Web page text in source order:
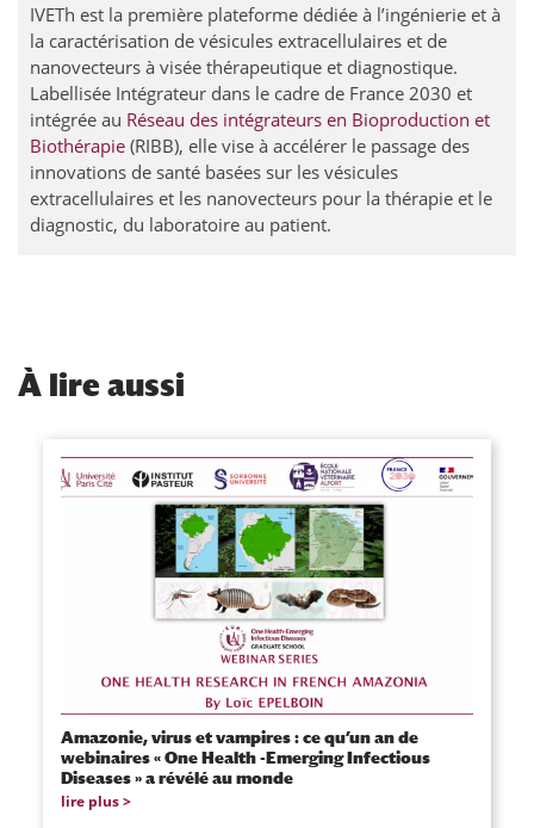
IVETh est la première plateforme dédiée à l’ingénierie et à
la caractérisation de vésicules extracellulaires et de
nanovecteurs à visée thérapeutique et diagnostique.
Labellisée Intégrateur dans le cadre de France 2030 et
intégrée au Réseau des intégrateurs en Bioproduction et
Biothérapie (RIBB), elle vise à accélérer le passage des
innovations de santé basées sur les vésicules
extracellulaires et les nanovecteurs pour la thérapie et le
diagnostic, du laboratoire au patient.
À lire aussi
Amazonie, virus et vampires : ce qu’un an de
webinaires « One Health -Emerging Infectious
Diseases » a révélé au monde
lire plus